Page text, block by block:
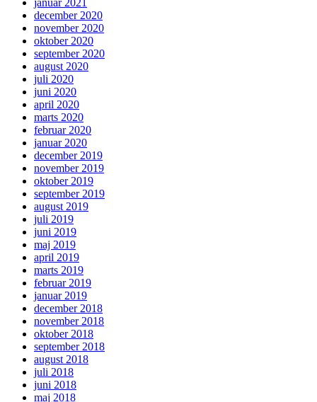
januar 2021
december 2020
november 2020
oktober 2020
september 2020
august 2020
juli 2020
juni 2020
april 2020
marts 2020
februar 2020
januar 2020
december 2019
november 2019
oktober 2019
september 2019
august 2019
juli 2019
juni 2019
maj 2019
april 2019
marts 2019
februar 2019
januar 2019
december 2018
november 2018
oktober 2018
september 2018
august 2018
juli 2018
juni 2018
maj 2018